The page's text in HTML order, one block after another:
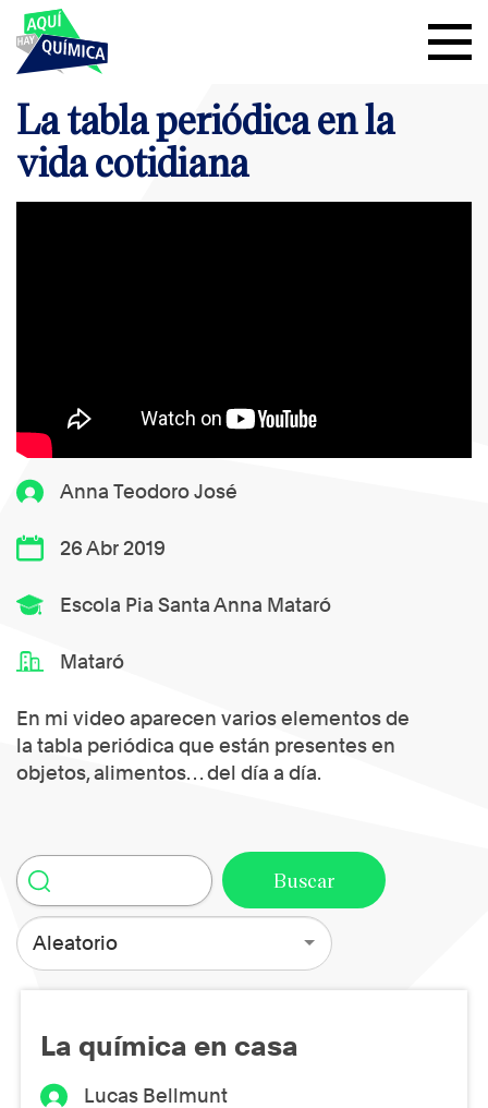
Anna Teodoro José
26 Abr 2019
Escola Pia Santa Anna Mataró
Mataró
En mi video aparecen varios elementos de
la tabla periódica que están presentes en
objetos, alimentos… del día a día.
La tabla periódica en la
vida cotidiana
Aleatorio
La química en casa
Lucas Bellmunt